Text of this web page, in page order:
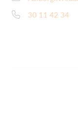
30 11 42 34